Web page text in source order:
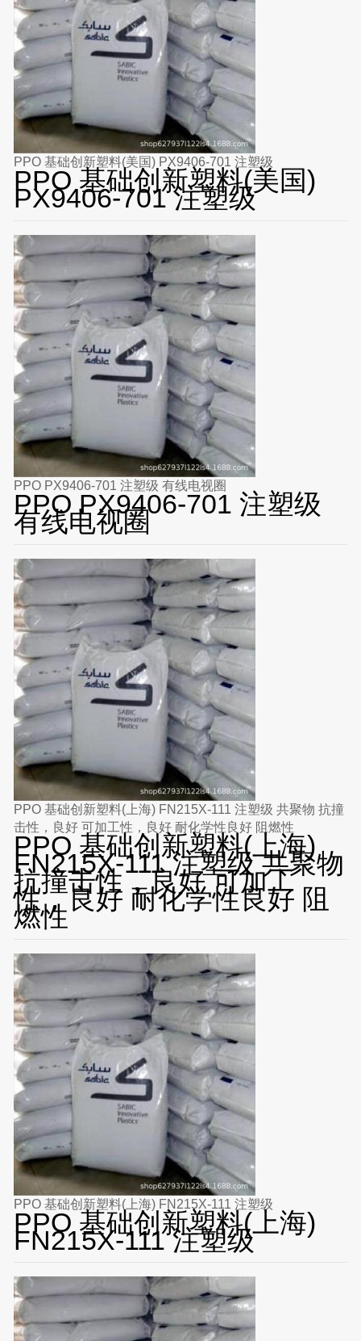
PPO 基础创新塑料(美国) PX9406-701 注塑级
PPO 基础创新塑料(美国)
PX9406-701 注塑级
PPO PX9406-701 注塑级 有线电视圈
PPO PX9406-701 注塑级
有线电视圈
PPO 基础创新塑料(上海) FN215X-111 注塑级 共聚物 抗撞
击性，良好 可加工性，良好 耐化学性良好 阻燃性
PPO 基础创新塑料(上海)
FN215X-111 注塑级 共聚物
抗撞击性，良好 可加工
性，良好 耐化学性良好 阻
燃性
PPO 基础创新塑料(上海) FN215X-111 注塑级
PPO 基础创新塑料(上海)
FN215X-111 注塑级